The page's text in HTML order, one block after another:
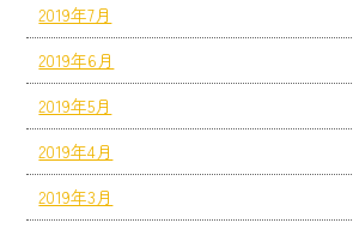
2019年7月
2019年6月
2019年5月
2019年4月
2019年3月